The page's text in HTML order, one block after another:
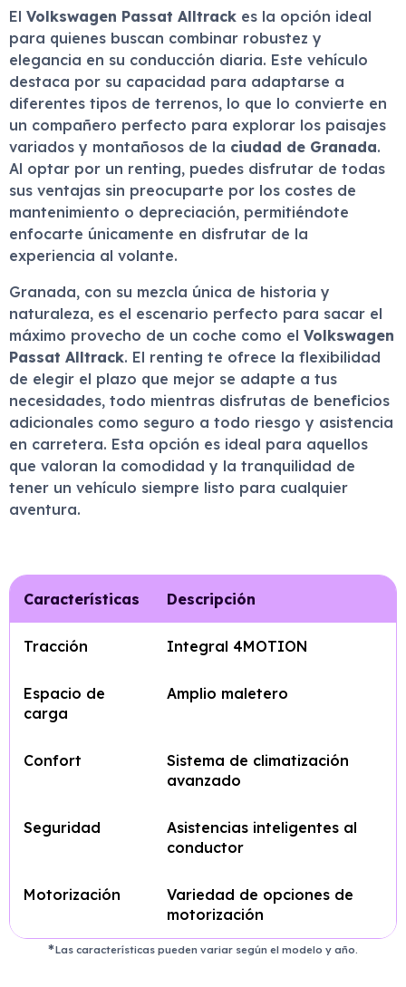
El Volkswagen Passat Alltrack es la opción ideal
para quienes buscan combinar robustez y
elegancia en su conducción diaria. Este vehículo
destaca por su capacidad para adaptarse a
diferentes tipos de terrenos, lo que lo convierte en
un compañero perfecto para explorar los paisajes
variados y montañosos de la ciudad de Granada.
Al optar por un renting, puedes disfrutar de todas
sus ventajas sin preocuparte por los costes de
mantenimiento o depreciación, permitiéndote
enfocarte únicamente en disfrutar de la
experiencia al volante.
Granada, con su mezcla única de historia y
naturaleza, es el escenario perfecto para sacar el
máximo provecho de un coche como el Volkswagen
Passat Alltrack. El renting te ofrece la flexibilidad
de elegir el plazo que mejor se adapte a tus
necesidades, todo mientras disfrutas de beneficios
adicionales como seguro a todo riesgo y asistencia
en carretera. Esta opción es ideal para aquellos
que valoran la comodidad y la tranquilidad de
tener un vehículo siempre listo para cualquier
aventura.
Características Descripción
Tracción Integral 4MOTION
Espacio de
carga
Amplio maletero
Confort
Sistema de climatización
avanzado
Seguridad
Asistencias inteligentes al
conductor
Motorización
Variedad de opciones de
motorización
Las características pueden variar según el modelo y año.